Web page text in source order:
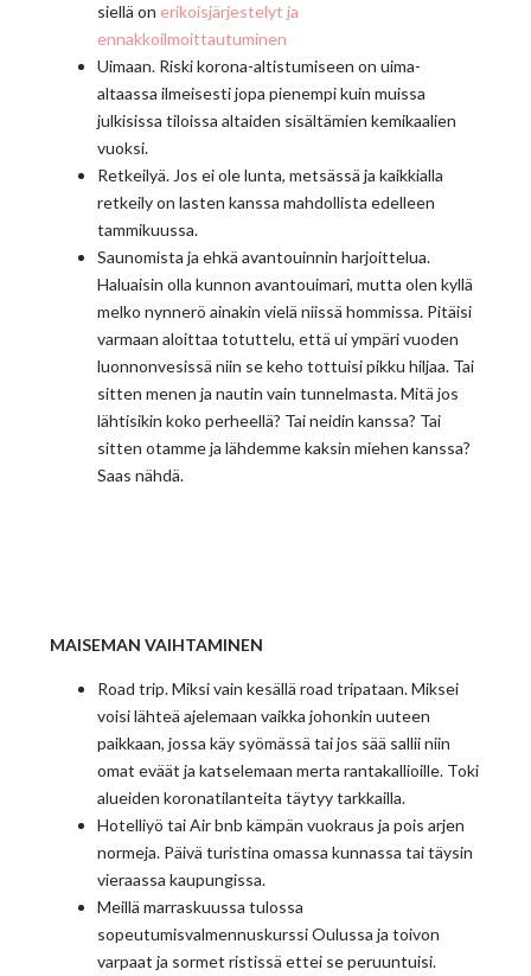
siellä on erikoisjärjestelyt ja
ennakkoilmoittautuminen
Uimaan. Riski korona-altistumiseen on uima-
altaassa ilmeisesti jopa pienempi kuin muissa
julkisissa tiloissa altaiden sisältämien kemikaalien
vuoksi.
Retkeilyä. Jos ei ole lunta, metsässä ja kaikkialla
retkeily on lasten kanssa mahdollista edelleen
tammikuussa.
Saunomista ja ehkä avantouinnin harjoittelua.
Haluaisin olla kunnon avantouimari, mutta olen kyllä
melko nynnerö ainakin vielä niissä hommissa. Pitäisi
varmaan aloittaa totuttelu, että ui ympäri vuoden
luonnonvesissä niin se keho tottuisi pikku hiljaa. Tai
sitten menen ja nautin vain tunnelmasta. Mitä jos
lähtisikin koko perheellä? Tai neidin kanssa? Tai
sitten otamme ja lähdemme kaksin miehen kanssa?
Saas nähdä.
MAISEMAN VAIHTAMINEN
Road trip. Miksi vain kesällä road tripataan. Miksei
voisi lähteä ajelemaan vaikka johonkin uuteen
paikkaan, jossa käy syömässä tai jos sää sallii niin
omat eväät ja katselemaan merta rantakallioille. Toki
alueiden koronatilanteita täytyy tarkkailla.
Hotelliyö tai Air bnb kämpän vuokraus ja pois arjen
normeja. Päivä turistina omassa kunnassa tai täysin
vieraassa kaupungissa.
Meillä marraskuussa tulossa
sopeutumisvalmennuskurssi Oulussa ja toivon
varpaat ja sormet ristissä ettei se peruuntuisi.